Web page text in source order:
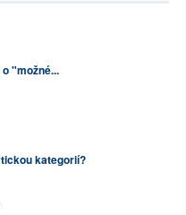
"možné...
kategorií?